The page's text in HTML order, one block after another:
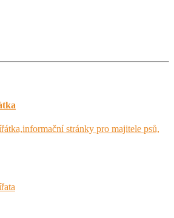
stránky pro majitele psů,